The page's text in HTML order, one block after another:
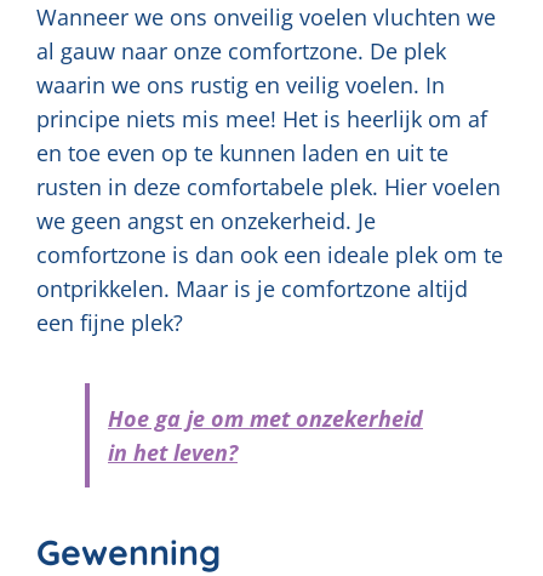
Wanneer we ons onveilig voelen vluchten we
al gauw naar onze comfortzone. De plek
waarin we ons rustig en veilig voelen. In
principe niets mis mee! Het is heerlijk om af
en toe even op te kunnen laden en uit te
rusten in deze comfortabele plek. Hier voelen
we geen angst en onzekerheid. Je
comfortzone is dan ook een ideale plek om te
ontprikkelen. Maar is je comfortzone altijd
een fijne plek?
Hoe ga je om met onzekerheid
in het leven?
Gewenning